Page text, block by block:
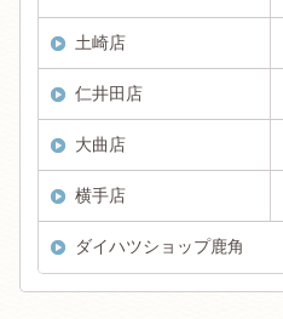
土崎店
仁井田店
大曲店
横手店
ダイハツショップ鹿角